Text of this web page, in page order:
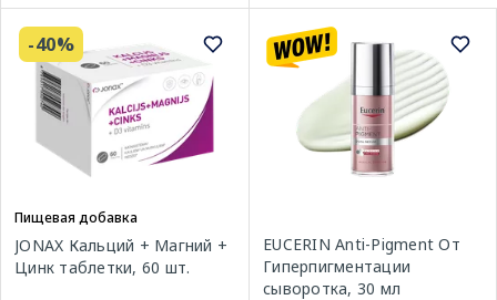
-40%
Пищевая добавка
JONAX Кальций + Магний +
Цинк таблетки, 60 шт.
EUCERIN Anti-Pigment От
Гиперпигментации
сыворотка, 30 мл